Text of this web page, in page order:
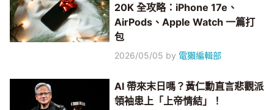
20K 全攻略：iPhone 17e、
AirPods、Apple Watch 一篇打
包
2026/05/05 by 電獺編輯部
AI 帶來末日嗎？黃仁勳直言悲觀派
領袖患上「上帝情結」！